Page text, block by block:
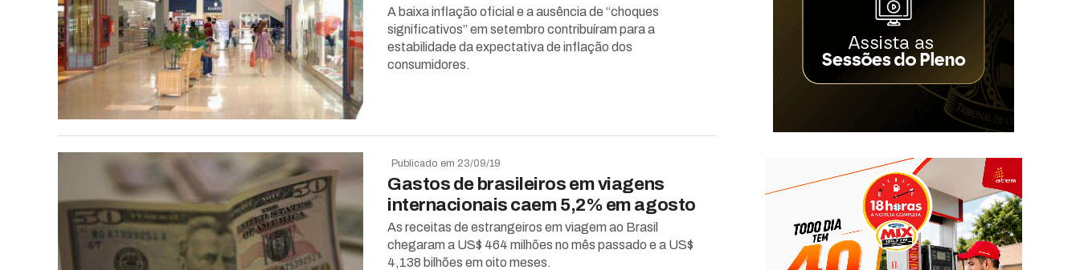
A baixa inflação oficial e a ausência de “choques
significativos” em setembro contribuíram para a
estabilidade da expectativa de inflação dos
consumidores.
Publicado em 23/09/19
Gastos de brasileiros em viagens
internacionais caem 5,2% em agosto
As receitas de estrangeiros em viagem ao Brasil
chegaram a US$ 464 milhões no mês passado e a US$
4,138 bilhões em oito meses.